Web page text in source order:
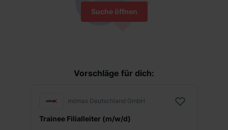
Suche öffnen
Vorschläge für dich:
mömax Deutschland GmbH
Trainee Filialleiter (m/w/d)